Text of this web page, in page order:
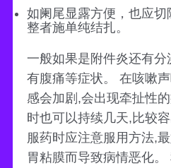
如阑尾显露方便，也应
整者施单纯结扎。
一般如果是附件炎还有
有腹痛等症状。 在咳嗽
感会加剧,会出现牵扯性
时也可以持续几天,比较
服药时应注意服用方法,
胃粘膜而导致病情恶化